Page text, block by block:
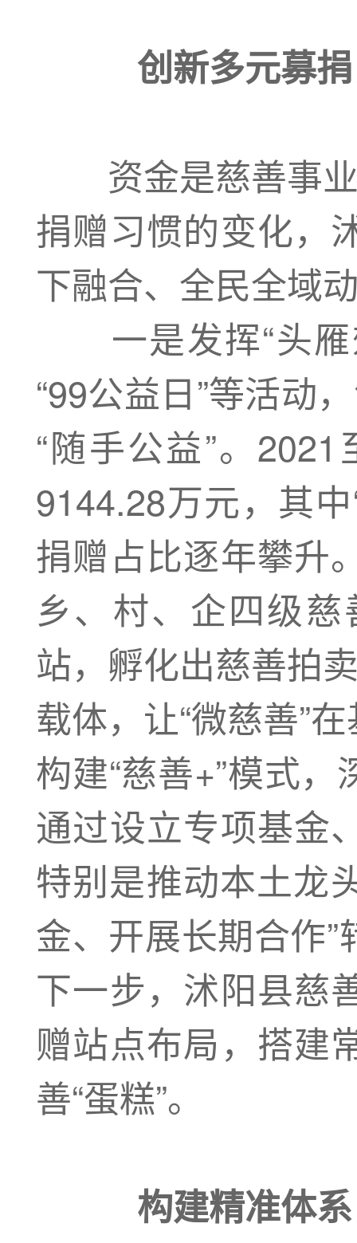
创新多元募
资金是慈善事业
捐赠习惯的变化，
下融合、全民全域
一是发挥“头雁
“99公益日”等活动
“随手公益”。
9144.28万元，其
捐赠占比逐年攀升
乡、村、企四级
站，孵化出慈善拍
载体，让“微慈善”
构建“慈善+”模式
通过设立专项基金
特别是推动本土龙
金、开展长期合作
下一步，沭阳县慈
赠站点布局，搭建
善“蛋糕”。
构建精准体